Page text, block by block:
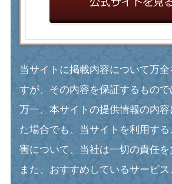
当サイトに掲載内容について万全
すが、その内容を保証するもので
万一、本サイトの提供情報の内
た場合でも、当サイトを利用す
害について、当社は一切の責任を
また、おすすめしているサービ